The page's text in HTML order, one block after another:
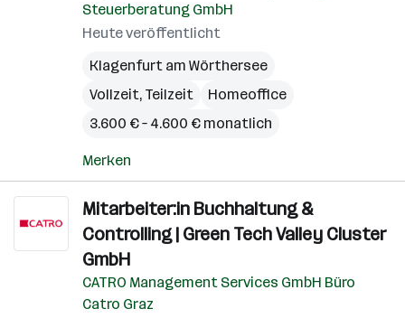
Steuerberatung GmbH
Heute veröffentlicht
Klagenfurt am Wörthersee
Vollzeit, Teilzeit
Homeoffice
3.600 € – 4.600 € monatlich
Merken
Mitarbeiter:in Buchhaltung &
Controlling | Green Tech Valley Cluster
GmbH
CATRO Management Services GmbH Büro
Catro Graz